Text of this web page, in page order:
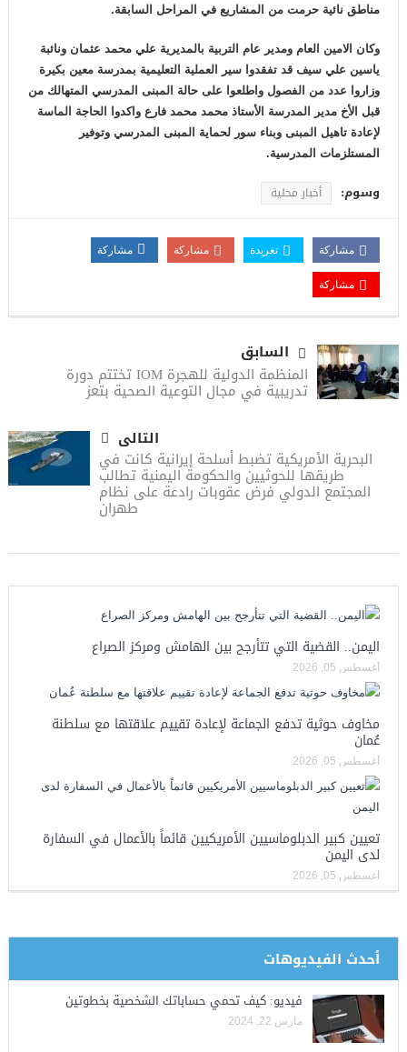
مناطق نائية حرمت من المشاريع في المراحل السابقة.
وكان الامين العام ومدير عام التربية بالمديرية علي محمد عثمان ونائبة
ياسين علي سيف قد تفقدوا سير العملية التعليمية بمدرسة معين بكيرة
وزاروا عدد من الفصول واطلعوا على حالة المبنى المدرسي المتهالك من
قبل الأخ مدير المدرسة الأستاذ محمد محمد فارع واكدوا الحاجة الماسة
لإعادة تاهيل المبنى وبناء سور لحماية المبنى المدرسي وتوفير
المستلزمات المدرسية.
وسوم: أخبار محلية
مشاركة تغريدة مشاركة مشاركة
مشاركة
السابق
المنظمة الدولية للهجرة IOM تختتم دورة
تدريبية في مجال التوعية الصحية بتعز
التالى
البحرية الأمريكية تضبط أسلحة إيرانية كانت في
طريقها للحوثيين والحكومة اليمنية تطالب
المجتمع الدولي فرض عقوبات رادعة على نظام
طهران
اليمن.. القضية التي تتأرجح بين الهامش ومركز الصراع
أغسطس 05, 2026
مخاوف حوثية تدفع الجماعة لإعادة تقييم علاقتها مع سلطنة
عُمان
أغسطس 05, 2026
تعيين كبير الدبلوماسيين الأمريكيين قائماً بالأعمال في السفارة
لدى اليمن
أغسطس 05, 2026
أحدث الفيديوهات
فيديو: كيف تحمي حساباتك الشخصية بخطوتين
مارس 22, 2024